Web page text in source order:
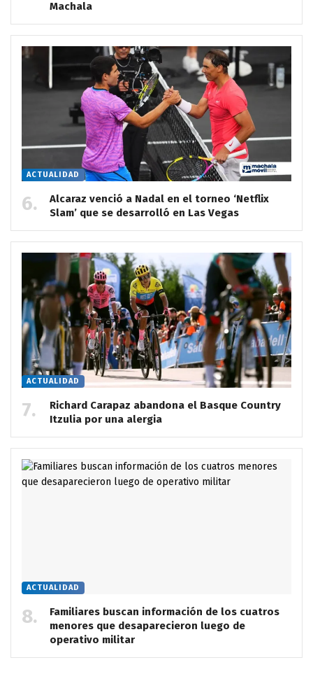
Machala
ACTUALIDAD
Alcaraz venció a Nadal en el torneo ‘Netflix
Slam’ que se desarrolló en Las Vegas
ACTUALIDAD
Richard Carapaz abandona el Basque Country
Itzulia por una alergia
ACTUALIDAD
Familiares buscan información de los cuatros
menores que desaparecieron luego de
operativo militar